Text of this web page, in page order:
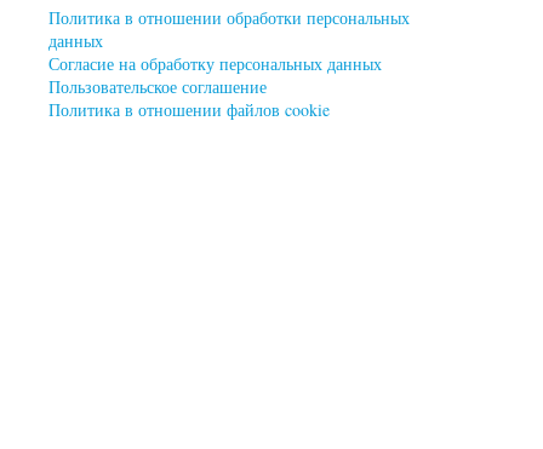
Политика в отношении обработки персональных
данных
Согласие на обработку персональных данных
Пользовательское соглашение
Политика в отношении файлов cookie